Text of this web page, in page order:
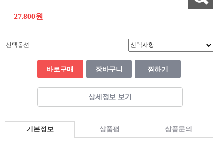
27,800원
선택옵션
바로구매 장바구니 찜하기
상세정보 보기
기본정보 상품평 상품문의